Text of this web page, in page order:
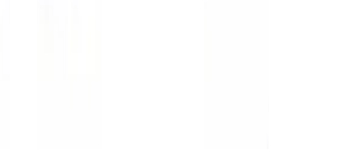
e controle logístico, já que se trata de uma carga altamente
acompanhamento constante das operações, desde a origem até a
utilizando contêineres refrigerados e monitoramento
sistemas de rastreamento, monitoramento de temperatura e